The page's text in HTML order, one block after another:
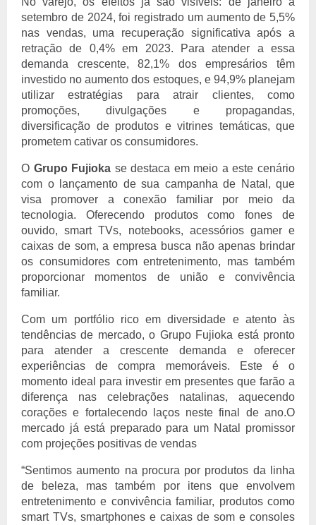
setembro de 2024, foi registrado um aumento de 5,5%
nas vendas, uma recuperação significativa após a
retração de 0,4% em 2023. Para atender a essa
demanda crescente, 82,1% dos empresários têm
investido no aumento dos estoques, e 94,9% planejam
utilizar estratégias para atrair clientes, como
promoções, divulgações e propagandas,
diversificação de produtos e vitrines temáticas, que
prometem cativar os consumidores.
O Grupo Fujioka se destaca em meio a este cenário
com o lançamento de sua campanha de Natal, que
visa promover a conexão familiar por meio da
tecnologia. Oferecendo produtos como fones de
ouvido, smart TVs, notebooks, acessórios gamer e
caixas de som, a empresa busca não apenas brindar
os consumidores com entretenimento, mas também
proporcionar momentos de união e convivência
familiar.
Com um portfólio rico em diversidade e atento às
tendências de mercado, o Grupo Fujioka está pronto
para atender a crescente demanda e oferecer
experiências de compra memoráveis. Este é o
momento ideal para investir em presentes que farão a
diferença nas celebrações natalinas, aquecendo
corações e fortalecendo laços neste final de ano.O
mercado já está preparado para um Natal promissor
com projeções positivas de vendas
“Sentimos aumento na procura por produtos da linha
de beleza, mas também por itens que envolvem
entretenimento e convivência familiar, produtos como
smart TVs, smartphones e caixas de som e consoles